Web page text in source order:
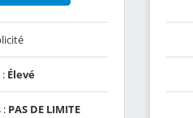
Élevé
: PAS DE LIMITE